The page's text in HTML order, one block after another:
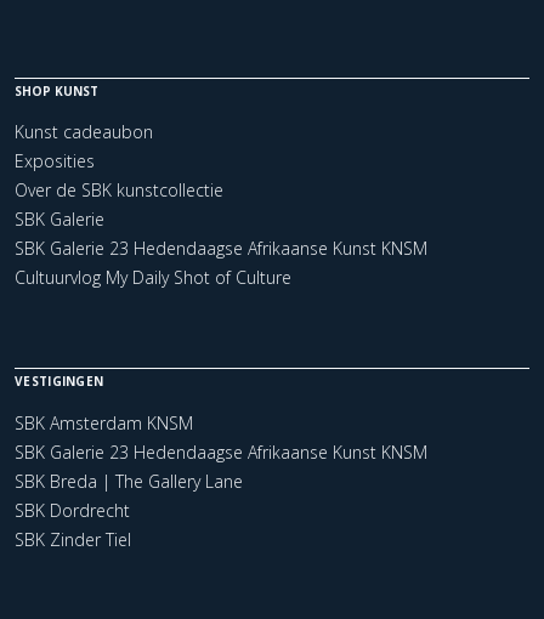
SHOP KUNST
Kunst cadeaubon
Exposities
Over de SBK kunstcollectie
SBK Galerie
SBK Galerie 23 Hedendaagse Afrikaanse Kunst KNSM
Cultuurvlog My Daily Shot of Culture
VESTIGINGEN
SBK Amsterdam KNSM
SBK Galerie 23 Hedendaagse Afrikaanse Kunst KNSM
SBK Breda | The Gallery Lane
SBK Dordrecht
SBK Zinder Tiel